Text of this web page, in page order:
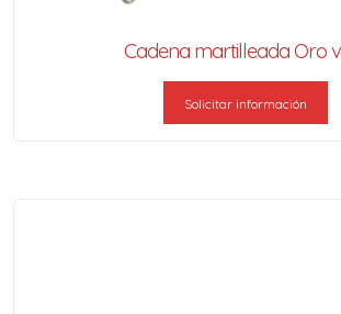
Cadena martilleada Oro
Solicitar información